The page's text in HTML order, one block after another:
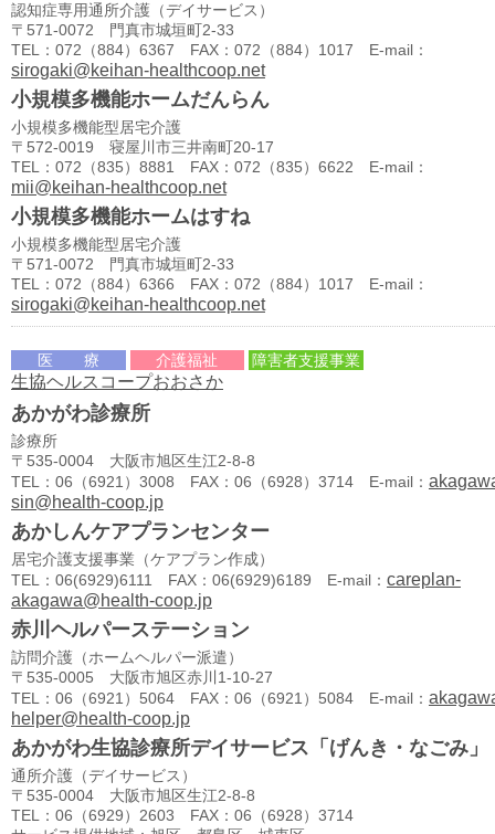
認知症専用通所介護（デイサービス）
〒571-0072 門真市城垣町2-33
TEL：072（884）6367 FAX：072（884）1017 E-mail：
sirogaki@keihan-healthcoop.net
小規模多機能ホームだんらん
小規模多機能型居宅介護
〒572-0019 寝屋川市三井南町20-17
TEL：072（835）8881 FAX：072（835）6622 E-mail：
mii@keihan-healthcoop.net
小規模多機能ホームはすね
小規模多機能型居宅介護
〒571-0072 門真市城垣町2-33
TEL：072（884）6366 FAX：072（884）1017 E-mail：
sirogaki@keihan-healthcoop.net
医 療 介護福祉 障害者支援事業
生協ヘルスコープおおさか
あかがわ診療所
診療所
〒535-0004 大阪市旭区生江2-8-8
TEL：06（6921）3008 FAX：06（6928）3714 E-mail：
sin@health-coop.jp
あかしんケアプランセンター
居宅介護支援事業（ケアプラン作成）
TEL：06(6929)6111 FAX：06(6929)6189 E-mail： careplan-
akagawa@health-coop.jp
赤川ヘルパーステーション
訪問介護（ホームヘルパー派遣）
〒535-0005 大阪市旭区赤川1-10-27
TEL：06（6921）5064 FAX：06（6921）5084 E-mail：
helper@health-coop.jp
あかがわ生協診療所デイサービス「げんき・なごみ」
通所介護（デイサービス）
〒535-0004 大阪市旭区生江2-8-8
TEL：06（6929）2603 FAX：06（6928）3714